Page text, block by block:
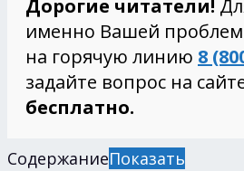
Дорогие читатели!
именно Вашей
на горячую линию 8
задайте вопрос на
бесплатно.
СодержаниеПоказать